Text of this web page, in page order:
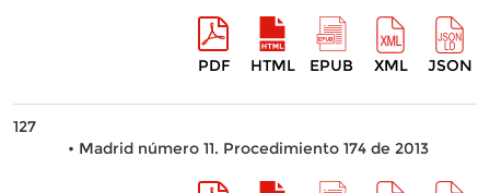
PDF HTML EPUB XML JSON
127
• Madrid número 11. Procedimiento 174 de 2013